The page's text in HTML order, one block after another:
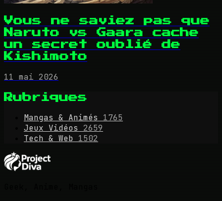
Vous ne saviez pas que
Naruto vs Gaara cache
un secret oublié de
Kishimoto
11 mai 2026
Rubriques
Mangas & Animés
1765
Jeux Vidéos
2659
Tech & Web 1502